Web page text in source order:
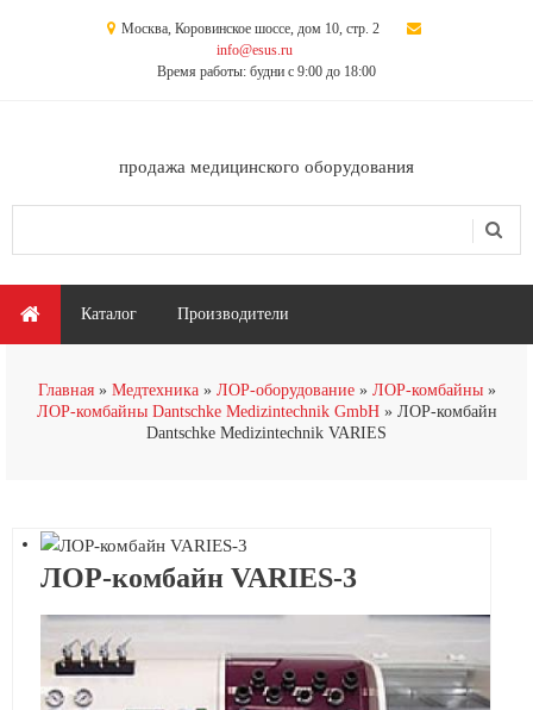
Москва, Коровинское шоссе, дом 10, стр. 2
info@esus.ru
Время работы: будни с 9:00 до 18:00
продажа медицинского оборудования
Главное меню
Каталог Производители
Главная Медтехника ЛОР-оборудование
ЛОР-комбайны
ЛОР-комбайны Dantschke Medizintechnik GmbH
ЛОР-комбайн
Dantschke Medizintechnik VARIES
ЛОР-комбайн VARIES-3